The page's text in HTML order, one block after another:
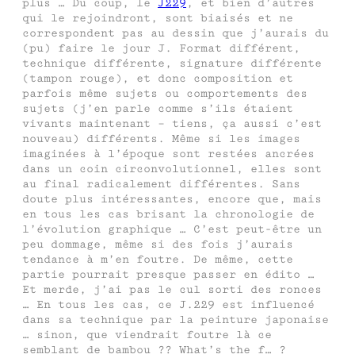
plus … Du coup, le J229 , et bien d’autres
qui le rejoindront, sont biaisés et ne
correspondent pas au dessin que j’aurais du
(pu) faire le jour J. Format différent,
technique différente, signature différente
(tampon rouge), et donc composition et
parfois même sujets ou comportements des
sujets (j’en parle comme s’ils étaient
vivants maintenant – tiens, ça aussi c’est
nouveau) différents. Même si les images
imaginées à l’époque sont restées ancrées
dans un coin circonvolutionnel, elles sont
au final radicalement différentes. Sans
doute plus intéressantes, encore que, mais
en tous les cas brisant la chronologie de
l’évolution graphique … C’est peut-être un
peu dommage, même si des fois j’aurais
tendance à m’en foutre. De même, cette
partie pourrait presque passer en édito …
Et merde, j’ai pas le cul sorti des ronces
… En tous les cas, ce J.229 est influencé
dans sa technique par la peinture japonaise
… sinon, que viendrait foutre là ce
semblant de bambou ?? What’s the f… ?